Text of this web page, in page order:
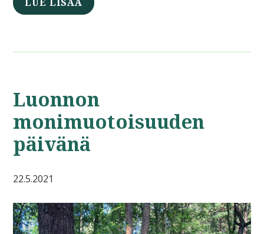
Luonnon
monimuotoisuuden
päivänä
22.5.2021